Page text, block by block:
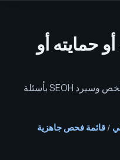
أو حمايته أو
التسعير حسب العرض فقط. أرسل الملخص وسيرد SEOH بأسئلة
/ قائمة فحص جاهزية